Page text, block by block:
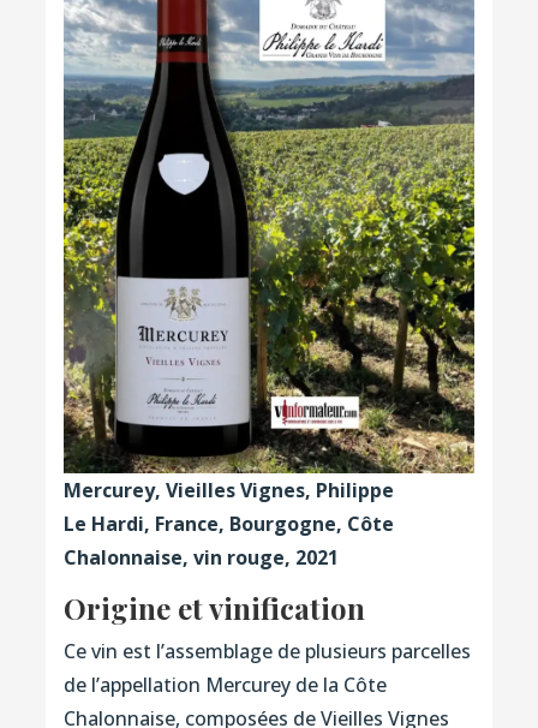
Mercurey, Vieilles Vignes, Philippe
Le Hardi, France, Bourgogne, Côte
Chalonnaise, vin rouge, 2021
Origine et vinification
Ce vin est l’assemblage de plusieurs parcelles
de l’appellation Mercurey de la Côte
Chalonnaise, composées de Vieilles Vignes